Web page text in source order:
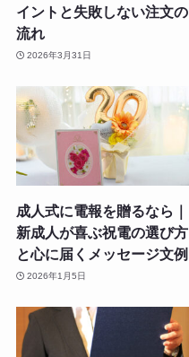
イントと失敗しない注文の
流れ
2026年3月31日
成人式に電報を贈るなら｜
新成人が喜ぶ祝電の選び方
と心に届くメッセージ文例
2026年1月5日